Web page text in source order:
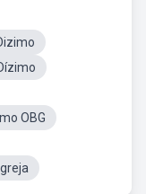
OBG